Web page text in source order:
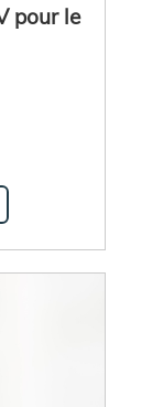
pour le